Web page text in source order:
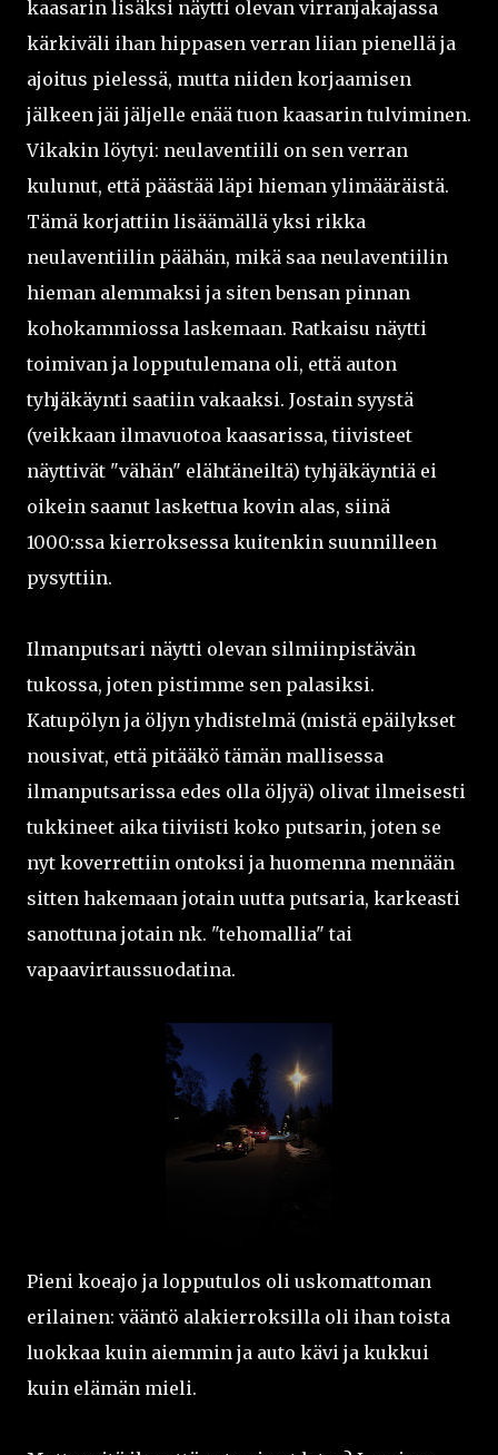
kaasarin lisäksi näytti olevan virranjakajassa
kärkiväli ihan hippasen verran liian pienellä ja
ajoitus pielessä, mutta niiden korjaamisen
jälkeen jäi jäljelle enää tuon kaasarin tulviminen.
Vikakin löytyi: neulaventiili on sen verran
kulunut, että päästää läpi hieman ylimääräistä.
Tämä korjattiin lisäämällä yksi rikka
neulaventiilin päähän, mikä saa neulaventiilin
hieman alemmaksi ja siten bensan pinnan
kohokammiossa laskemaan. Ratkaisu näytti
toimivan ja lopputulemana oli, että auton
tyhjäkäynti saatiin vakaaksi. Jostain syystä
(veikkaan ilmavuotoa kaasarissa, tiivisteet
näyttivät "vähän" elähtäneiltä) tyhjäkäyntiä ei
oikein saanut laskettua kovin alas, siinä
1000:ssa kierroksessa kuitenkin suunnilleen
pysyttiin.
Ilmanputsari näytti olevan silmiinpistävän
tukossa, joten pistimme sen palasiksi.
Katupölyn ja öljyn yhdistelmä (mistä epäilykset
nousivat, että pitääkö tämän mallisessa
ilmanputsarissa edes olla öljyä) olivat ilmeisesti
tukkineet aika tiiviisti koko putsarin, joten se
nyt koverrettiin ontoksi ja huomenna mennään
sitten hakemaan jotain uutta putsaria, karkeasti
sanottuna jotain nk. "tehomallia" tai
vapaavirtaussuodatina.
Pieni koeajo ja lopputulos oli uskomattoman
erilainen: vääntö alakierroksilla oli ihan toista
luokkaa kuin aiemmin ja auto kävi ja kukkui
kuin elämän mieli.